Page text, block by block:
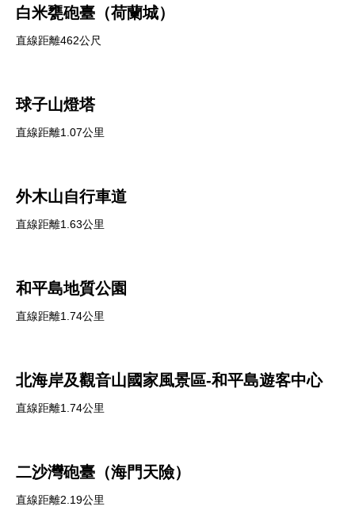
白米甕砲臺（荷蘭城）
直線距離462公尺
球子山燈塔
直線距離1.07公里
外木山自行車道
直線距離1.63公里
和平島地質公園
直線距離1.74公里
北海岸及觀音山國家風景區-和平島遊客中心
直線距離1.74公里
二沙灣砲臺（海門天險）
直線距離2.19公里